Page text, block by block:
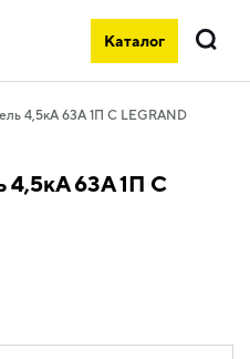
Каталог
Поиск
4,5кА 63А 1П C LEGRAND
4,5кА 63А 1П C